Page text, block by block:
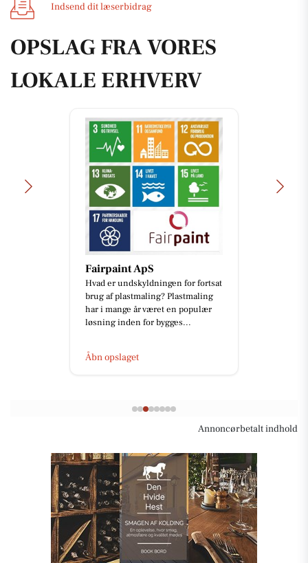
Indsend dit læserbidrag
OPSLAG FRA VORES
LOKALE ERHVERV
Fairpaint ApS
Hvad er undskyldningen for fortsat
brug af plastmaling? Plastmaling
har i mange år været en populær
løsning inden for bygges...
Åbn opslaget
Annoncørbetalt indhold